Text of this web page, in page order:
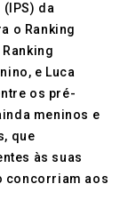
da
o Ranking
e Luca
os pré-
meninos e
que
às suas
concorriam aos